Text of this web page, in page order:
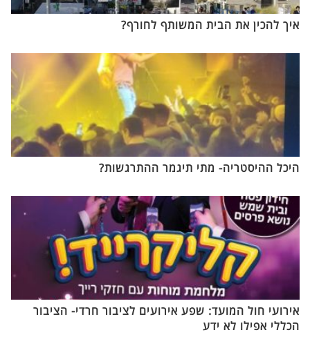
איך להכין את הבית המשותף לחורף?
היכל ההיסטריה- מתי תיגמר ההתרגשות?
אירועי חול המועד: שפע אירועים לציבור חרדי- הציבור
הכללי אפילו לא ידע